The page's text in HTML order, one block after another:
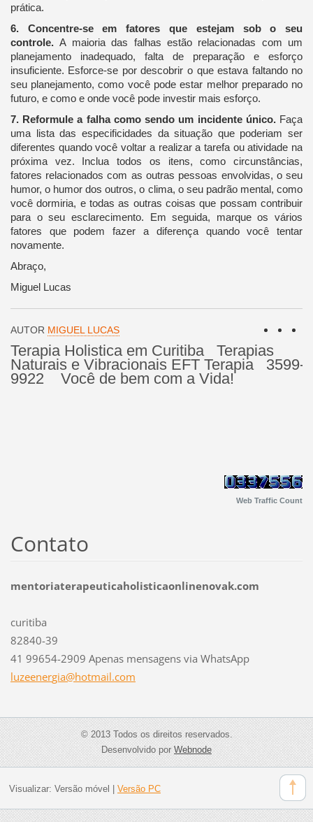
prática.
6. Concentre-se em fatores que estejam sob o seu
controle.A maioria das falhas estão relacionadas com um
planejamento inadequado, falta de preparação e esforço
insuficiente. Esforce-se por descobrir o que estava faltando no
seu planejamento, como você pode estar melhor preparado no
futuro, e como e onde você pode investir mais esforço.
7. Reformule a falha como sendo um incidente único.Faça
uma lista das especificidades da situação que poderiam ser
diferentes quando você voltar a realizar a tarefa ou atividade na
próxima vez. Inclua todos os itens, como circunstâncias,
fatores relacionados com as outras pessoas envolvidas, o seu
humor, o humor dos outros, o clima, o seu padrão mental, como
você dormiria, e todas as outras coisas que possam contribuir
para o seu esclarecimento. Em seguida, marque os vários
fatores que podem fazer a diferença quando você tentar
novamente.
Abraço,
Miguel Lucas
AUTOR MIGUEL LUCAS
Terapia Holistica em Curitiba Terapias
Naturais e Vibracionais EFT Terapia 3599-
9922 Você de bem com a Vida!
Web Traffic Count
Contato
mentoriaterapeuticaholisticaonlinenovak.com
curitiba
82840-39
41 99654-2909 Apenas mensagens via WhatsApp
luzeenergia@hotmail.com
© 2013 Todos os direitos reservados.
Desenvolvido porWebnode
Visualizar: Versão móvel Versão PC